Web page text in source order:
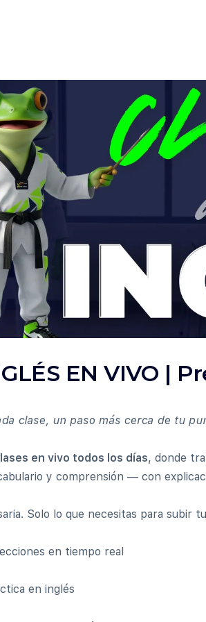
EN VIVO |
clase, un paso más cerca de tu
en vivo todos los días, donde
y comprensión — con
Solo lo que necesitas para subir
en tiempo real
en inglés